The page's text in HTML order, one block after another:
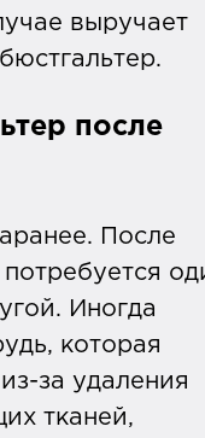
выручает
после
После
Иногда
которая
за удаления
тканей,